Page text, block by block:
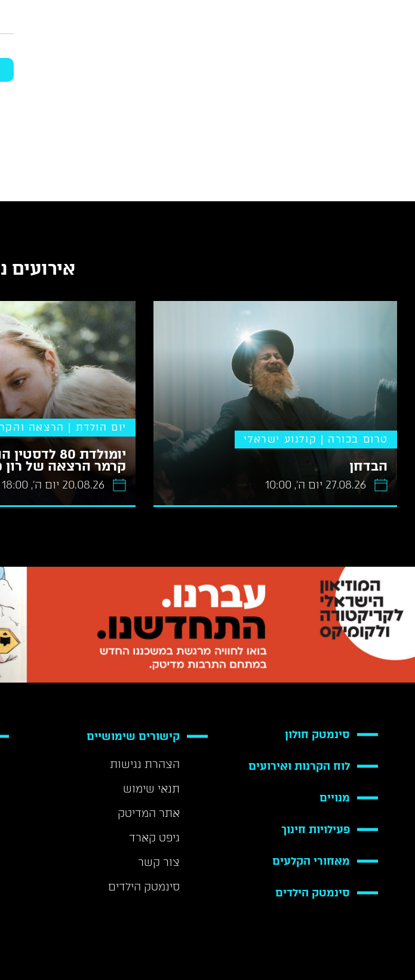
אירועים
טרום בכורה | קולנוע ישראלי
הבדחן
27.08.26 יום ה׳, 10:00
יום הולדת | הרצאה
יומולדת 80
קרמר הרצאה של רון
20.08.26 יום ה׳, 18:00
סינמטק חולון
לוח הקרנות ואירועים
מנויים
פעילויות חינוך
מאחורי הקלעים
סינמטק הילדים
קישורים שימושיים
הצהרת נגישות
תנאי שימוש
אתר המדיטק
גיפט קארד
צור קשר
סינמטק הילדים